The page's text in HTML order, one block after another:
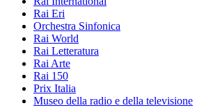
Rai Eri
Orchestra Sinfonica
Rai World
Rai Letteratura
Rai Arte
Rai 150
Prix Italia
Museo della radio e della televisione